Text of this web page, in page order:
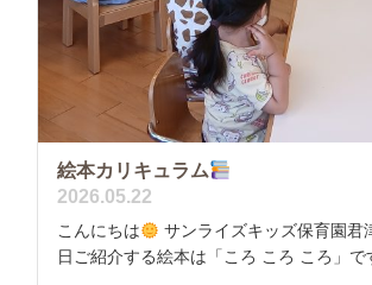
絵本カリキュラム
2026.05.22
こんにちは
サンライズキッズ保育園君
日ご紹介する絵本は「ころ ころ ころ」で